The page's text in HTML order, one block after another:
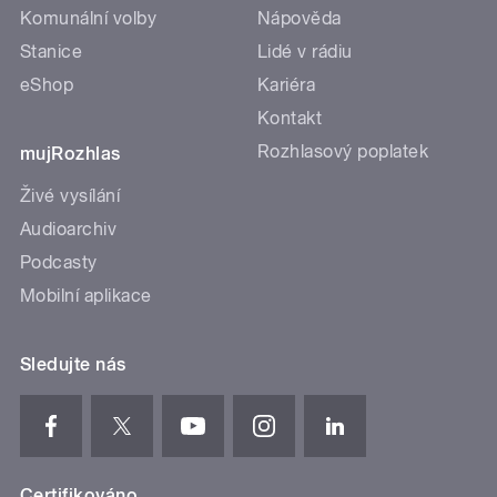
Komunální volby
Stanice
eShop
mujRozhlas
Živé vysílání
Audioarchiv
Podcasty
Mobilní aplikace
Nápověda
Lidé v rádiu
Kariéra
Kontakt
Rozhlasový poplatek
Sledujte nás